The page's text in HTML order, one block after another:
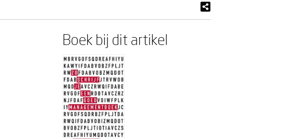
Boek bij dit artikel